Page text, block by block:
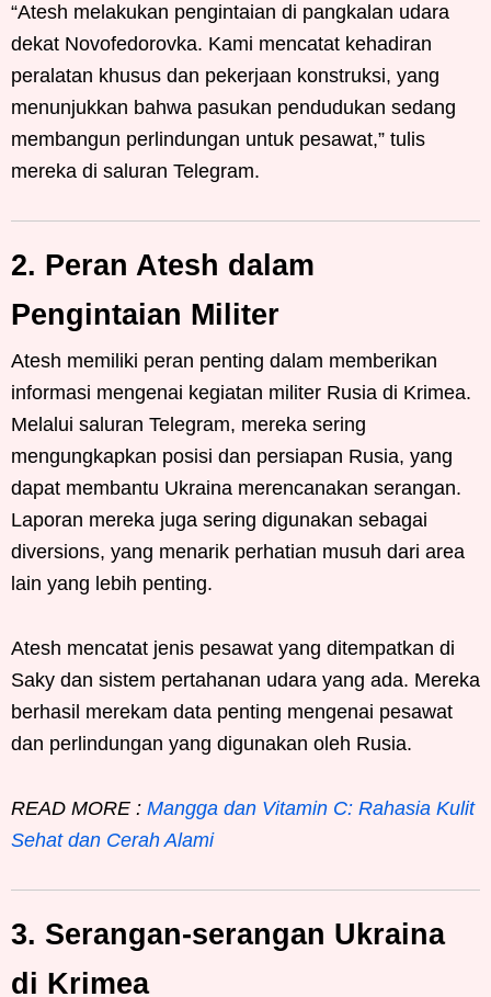
“Atesh melakukan pengintaian di pangkalan udara
dekat Novofedorovka. Kami mencatat kehadiran
peralatan khusus dan pekerjaan konstruksi, yang
menunjukkan bahwa pasukan pendudukan sedang
membangun perlindungan untuk pesawat,” tulis
mereka di saluran Telegram.
2. Peran Atesh dalam
Pengintaian Militer
Atesh memiliki peran penting dalam memberikan
informasi mengenai kegiatan militer Rusia di Krimea.
Melalui saluran Telegram, mereka sering
mengungkapkan posisi dan persiapan Rusia, yang
dapat membantu Ukraina merencanakan serangan.
Laporan mereka juga sering digunakan sebagai
diversions, yang menarik perhatian musuh dari area
lain yang lebih penting.
Atesh mencatat jenis pesawat yang ditempatkan di
Saky dan sistem pertahanan udara yang ada. Mereka
berhasil merekam data penting mengenai pesawat
dan perlindungan yang digunakan oleh Rusia.
READ MORE : Mangga dan Vitamin C: Rahasia Kulit
Sehat dan Cerah Alami
3. Serangan-serangan Ukraina
di Krimea